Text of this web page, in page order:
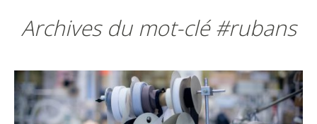
Archives du mot-clé #rubans